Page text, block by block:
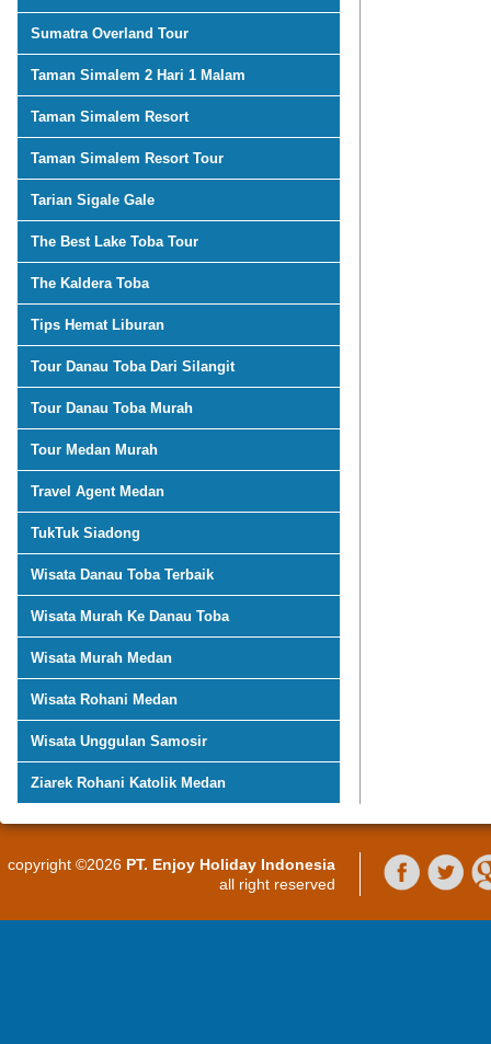
Sumatra Overland Tour
Taman Simalem 2 Hari 1 Malam
Taman Simalem Resort
Taman Simalem Resort Tour
Tarian Sigale Gale
The Best Lake Toba Tour
The Kaldera Toba
Tips Hemat Liburan
Tour Danau Toba Dari Silangit
Tour Danau Toba Murah
Tour Medan Murah
Travel Agent Medan
TukTuk Siadong
Wisata Danau Toba Terbaik
Wisata Murah Ke Danau Toba
Wisata Murah Medan
Wisata Rohani Medan
Wisata Unggulan Samosir
Ziarek Rohani Katolik Medan
copyright ©2026 PT. Enjoy Holiday Indonesia
all right reserved